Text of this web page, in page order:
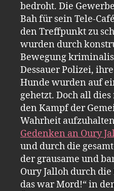
bedroht. Die
Bah für sein Tele-
den Treffpunkt zu
wurden durch
Bewegung
Dessauer Polizei,
Hunde wurden auf
gehetzt. Doch all
den Kampf der
Wahrheit
Gedenken an Oury
und durch die
der grausame und
Oury Jalloh durch die
das war Mord!“ in